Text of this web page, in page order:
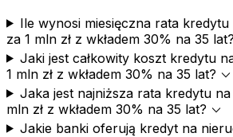
Ile wynosi miesięczna rata
za 1 mln zł z wkładem 30% na 35 lat?
Jaki jest całkowity koszt kredytu
1 mln zł z wkładem 30% na 35 lat? expand_more
Jaka jest najniższa rata kredytu
mln zł z wkładem 30% na 35 lat? expand_more
Jakie banki oferują kredyt na